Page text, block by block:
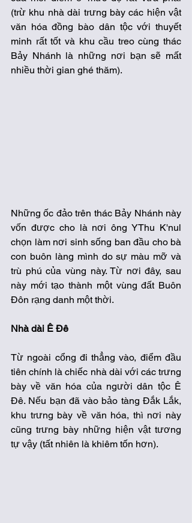
(trừ khu nhà dài trưng bày các hiện vật
văn hóa đồng bào dân tộc với thuyết
minh rất tốt và khu cầu treo cùng thác
Bảy Nhánh là những nơi bạn sẽ mất
nhiều thời gian ghé thăm).
Những ốc đảo trên thác Bảy Nhánh này
vốn được cho là nơi ông YThu K'nul
chọn làm nơi sinh sống ban đầu cho bà
con buôn làng mình do sự màu mỡ và
trù phú của vùng này. Từ nơi đây, sau
này mới tạo thành một vùng đất Buôn
Đôn rạng danh một thời.
Nhà dài Ê Đê
Từ ngoài cổng đi thẳng vào, điểm đầu
tiên chính là chiếc nhà dài với các trưng
bày về văn hóa của người dân tộc Ê
Đê. Nếu bạn đã vào bảo tàng Đắk Lắk,
khu trưng bày về văn hóa, thì nơi này
cũng trưng bày những hiện vật tương
tự vậy (tất nhiên là khiêm tốn hơn).